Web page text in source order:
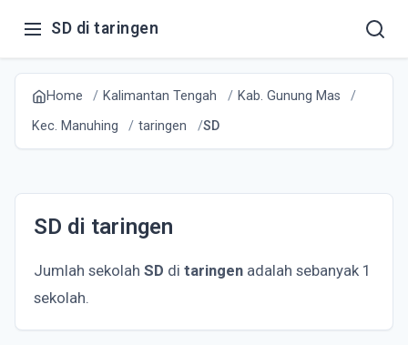
SD di taringen
Home Kalimantan Tengah
Kab. Gunung Mas
Kec. Manuhing
taringen SD
SD di taringen
Jumlah sekolah SD di taringen adalah sebanyak 1
sekolah.